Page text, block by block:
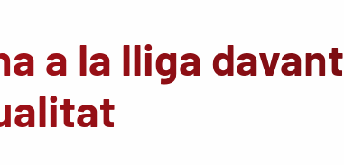
a la lliga davant